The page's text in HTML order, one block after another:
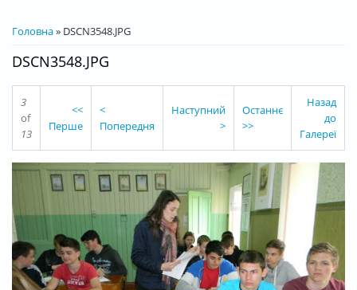
ВИ Є ТУТ
Головна» DSCN3548.JPG
DSCN3548.JPG
3
of
13
<<
Перше
<
Попередня
Наступний
>
Останнє
>>
Назад
до
Галереї